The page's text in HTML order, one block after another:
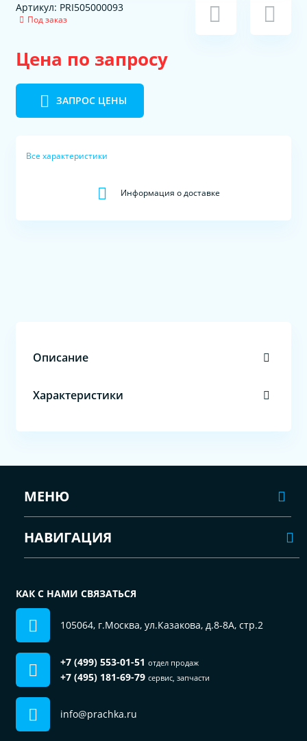
Артикул: PRI505000093
Под заказ
Цена по запросу
ЗАПРОС ЦЕНЫ
Все характеристики
Информация о доставке
Описание
Характеристики
МЕНЮ
НАВИГАЦИЯ
КАК С НАМИ СВЯЗАТЬСЯ
105064, г.Москва, ул.Казакова, д.8-8А, стр.2
+7 (499) 553-01-51 отдел продаж
+7 (495) 181-69-79 сервис, запчасти
info@prachka.ru